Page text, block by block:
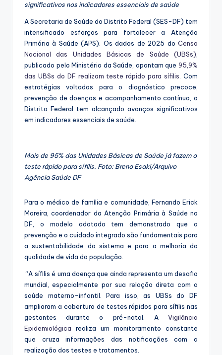
significativos nos indicadores essenciais de saúde
A Secretaria de Saúde do Distrito Federal (SES-DF) tem
intensificado esforços para fortalecer a Atenção
Primária à Saúde (APS). Os dados de 2025 do Censo
Nacional das Unidades Básicas de Saúde (UBSs),
publicado pelo Ministério da Saúde, apontam que 95,9%
das UBSs do DF realizam teste rápido para sífilis. Com
estratégias voltadas para o diagnóstico precoce,
prevenção de doenças e acompanhamento contínuo, o
Distrito Federal tem alcançado avanços significativos
em indicadores essenciais de saúde.
Mais de 95% das Unidades Básicas de Saúde já fazem o
teste rápido para sífilis. Foto: Breno Esaki/Arquivo
Agência Saúde DF
Para o médico de família e comunidade, Fernando Erick
Moreira, coordenador da Atenção Primária à Saúde no
DF, o modelo adotado tem demonstrado que a
prevenção e o cuidado integrado são fundamentais para
a sustentabilidade do sistema e para a melhoria da
qualidade de vida da população.
“A sífilis é uma doença que ainda representa um desafio
mundial, especialmente por sua relação direta com a
saúde materno-infantil. Para isso, as UBSs do DF
ampliaram a cobertura de testes rápidos para sífilis nas
gestantes durante o pré-natal. A Vigilância
Epidemiológica realiza um monitoramento constante
que cruza informações das notificações com a
realização dos testes e tratamentos.